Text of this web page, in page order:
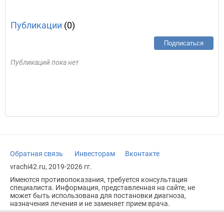
Публикации (0)
Подписаться
Публикаций пока нет
Обратная связь Инвесторам
Вконтакте
vrachi42.ru, 2019-2026 гг.
Имеются противопоказания, требуется консультация
специалиста. Информация, представленная на сайте, не
может быть использована для постановки диагноза,
назначения лечения и не заменяет прием врача.